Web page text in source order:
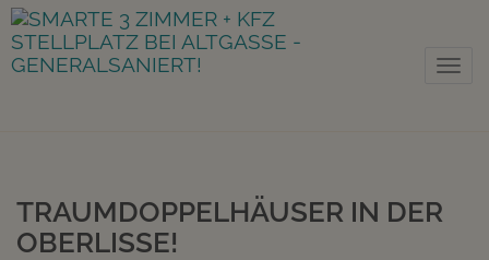
TRAUMDOPPELHÄUSER IN DER
OBERLISSE!